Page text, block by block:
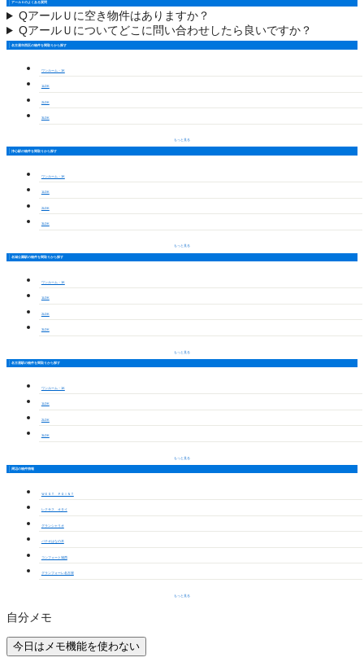
アールＵのよくある質問
QアールＵに空き物件はありますか？
QアールＵについてどこに問い合わせしたら良いですか？
名古屋市西区の物件を間取りから探す
ワンルーム・1K
1LDK
2LDK
3LDK
もっと見る
浄心駅の物件を間取りから探す
ワンルーム・1K
1LDK
2LDK
3LDK
もっと見る
名城公園駅の物件を間取りから探す
ワンルーム・1K
1LDK
2LDK
3LDK
もっと見る
名古屋駅の物件を間取りから探す
ワンルーム・1K
1LDK
2LDK
3LDK
もっと見る
周辺の物件情報
ＷＥＳＴ ＰＯＩＮＴ
レクサス オタイ
グランシャリオ
パテオはなの木
コンフォート城西
グランフォーレ名古屋
もっと見る
自分メモ
今日はメモ機能を使わない